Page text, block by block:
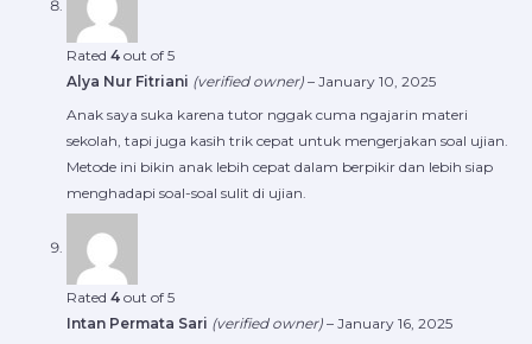
Rated 4 out of 5
Alya Nur Fitriani (verified owner) – January 10, 2025
Anak saya suka karena tutor nggak cuma ngajarin materi
sekolah, tapi juga kasih trik cepat untuk mengerjakan soal ujian.
Metode ini bikin anak lebih cepat dalam berpikir dan lebih siap
menghadapi soal-soal sulit di ujian.
Rated 4 out of 5
Intan Permata Sari (verified owner) – January 16, 2025